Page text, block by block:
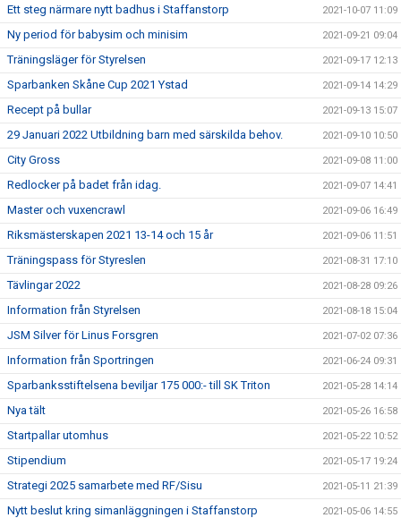
Ett steg närmare nytt badhus i Staffanstorp 2021-10-07 11:09
Ny period för babysim och minisim 2021-09-21 09:04
Träningsläger för Styrelsen 2021-09-17 12:13
Sparbanken Skåne Cup 2021 Ystad 2021-09-14 14:29
Recept på bullar 2021-09-13 15:07
29 Januari 2022 Utbildning barn med särskilda behov. 2021-09-10 10:50
City Gross 2021-09-08 11:00
Redlocker på badet från idag. 2021-09-07 14:41
Master och vuxencrawl 2021-09-06 16:49
Riksmästerskapen 2021 13-14 och 15 år 2021-09-06 11:51
Träningspass för Styreslen 2021-08-31 17:10
Tävlingar 2022 2021-08-28 09:26
Information från Styrelsen 2021-08-18 15:04
JSM Silver för Linus Forsgren 2021-07-02 07:36
Information från Sportringen 2021-06-24 09:31
Sparbanksstiftelsena beviljar 175 000:- till SK Triton 2021-05-28 14:14
Nya tält 2021-05-26 16:58
Startpallar utomhus 2021-05-22 10:52
Stipendium 2021-05-17 19:24
Strategi 2025 samarbete med RF/Sisu 2021-05-11 21:39
Nytt beslut kring simanläggningen i Staffanstorp 2021-05-06 14:55